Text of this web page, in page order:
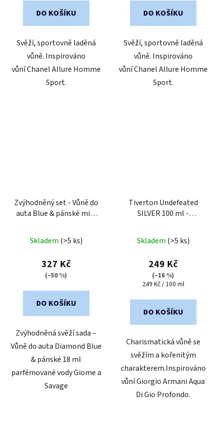
5
DO KOŠÍKU
Svěží, sportovně laděná
vůně. Inspirováno
vůní Chanel Allure Homme
Sport.
5
DO KOŠÍKU
Svěží, sportovně laděná
vůně. Inspirováno
vůní Chanel Allure Homme
Sport.
Zvýhodněný set - Vůně do
auta Blue & pánské mini
Skladem (>5 ks)
327 Kč
(–50 %)
DO KOŠÍKU
Zvýhodněná svěží sada –
Vůně do auta Diamond Blue
& pánské 18 ml
parfémované vody Giome a
Savage
Tiverton Undefeated
SILVER 100 ml -
muže
hodnocení
produktu
je
5,0
z
5
hvězdiček.
Skladem (>5 ks)
249 Kč
(–16 %)
Měrná
249 Kč / 100 ml
DO KOŠÍKU
Charismatická vůně se
svěžím a kořenitým
charakterem.Inspirováno
vůní Giorgio Armani Aqua
Di Gio Profondo.